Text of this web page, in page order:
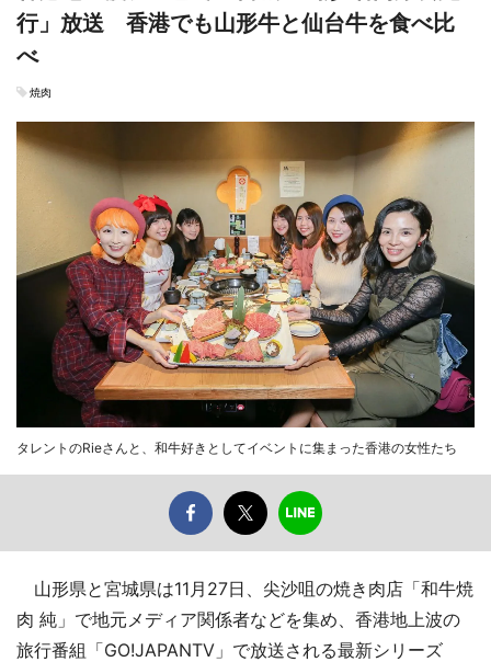
行」放送 香港でも山形牛と仙台牛を食べ比
べ
焼肉
タレントのRieさんと、和牛好きとしてイベントに集まった香港の女性たち
山形県と宮城県は11月27日、尖沙咀の焼き肉店「和牛焼
肉 純」で地元メディア関係者などを集め、香港地上波の
旅行番組「GO!JAPANTV」で放送される最新シリーズ